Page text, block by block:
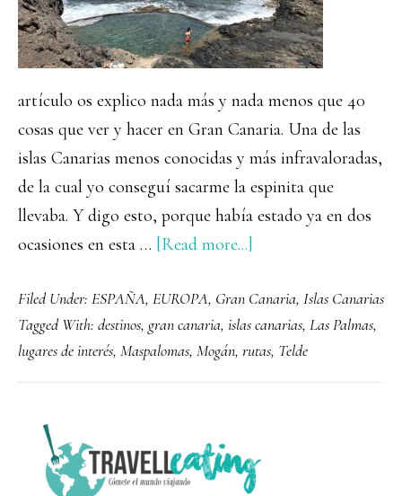
artículo os explico nada más y nada menos que 40
cosas que ver y hacer en Gran Canaria. Una de las
islas Canarias menos conocidas y más infravaloradas,
de la cual yo conseguí sacarme la espinita que
llevaba. Y digo esto, porque había estado ya en dos
ocasiones en esta … [Read more...]
cosas
que
ver
y
Gran
Filed Under: ESPAÑA, EUROPA, Gran Canaria, Islas Canarias
Tagged With: destinos, gran canaria, islas canarias, Las Palmas,
lugares de interés, Maspalomas, Mogán, rutas, Telde
PRIMARY
SIDEBAR